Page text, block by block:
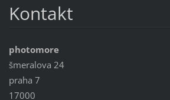
Kontakt
photomore
šmeralova 24
praha 7
17000